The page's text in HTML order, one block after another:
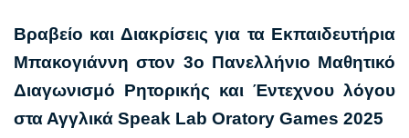
Βραβείο και Διακρίσεις για τα Εκπαιδευτήρια
Μπακογιάννη στον 3ο Πανελλήνιο Μαθητικό
Διαγωνισμό Ρητορικής και Έντεχνου λόγου
στα Αγγλικά Speak Lab Oratory Games 2025